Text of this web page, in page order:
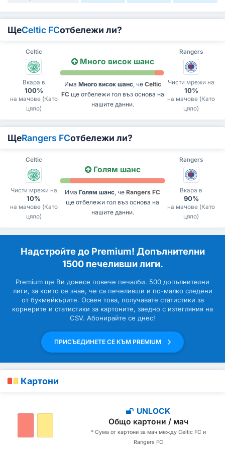
ЩеCeltic FCотбележи ли?
Celtic Rangers
Вкара в
100%
на мачове (Като
цяло)
Много висок шанс
Има Много висок шанс, че Celtic
FCще отбележи гол въз основа на
нашите данни.
Чисти мрежи на
10%
на мачове (Като
цяло)
ЩеRangers FCотбележи ли?
Celtic Rangers
Чисти мрежи на
10%
на мачове (Като
цяло)
Голям шанс
Има Голям шанс, че Rangers FC
ще отбележи гол въз основа на
нашите данни.
Вкара в
90%
на мачове (Като
цяло)
Надстройте до Premium! Допълнителни
1500 печеливши лиги.
Premium ще Ви донесе повече печалби. 500 допълнителни
лиги, за които се знае, че са печеливши и по-малко следени
от букмейкърите. Освен това, получавате статистики за
корнерите и статистики за картоните, заедно с изтегляния на
CSV. Абонирайте се днес!
ПРИСЪЕДИНЕТЕ СЕ КЪМ PREMIUM
Картони
UNLOCK
Общо картони / мач
* Сума от картони за мач между Celtic FC и
Rangers FC